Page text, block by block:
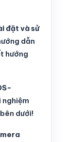
đặt và sử
dẫn
hướng
nghiệm
dưới!